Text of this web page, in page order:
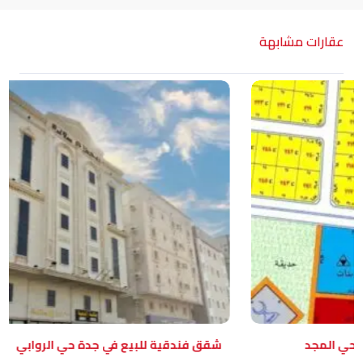
عقارات مشابهة
المجد شقق فندقية للبيع في جدة حي الروابي